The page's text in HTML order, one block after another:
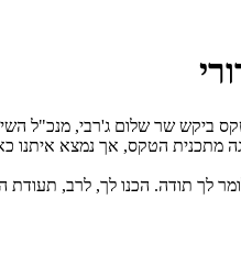
שר שלום ג'רבי, מנכ"ל
לך תודה. הכנו לך, לרב, תעודת